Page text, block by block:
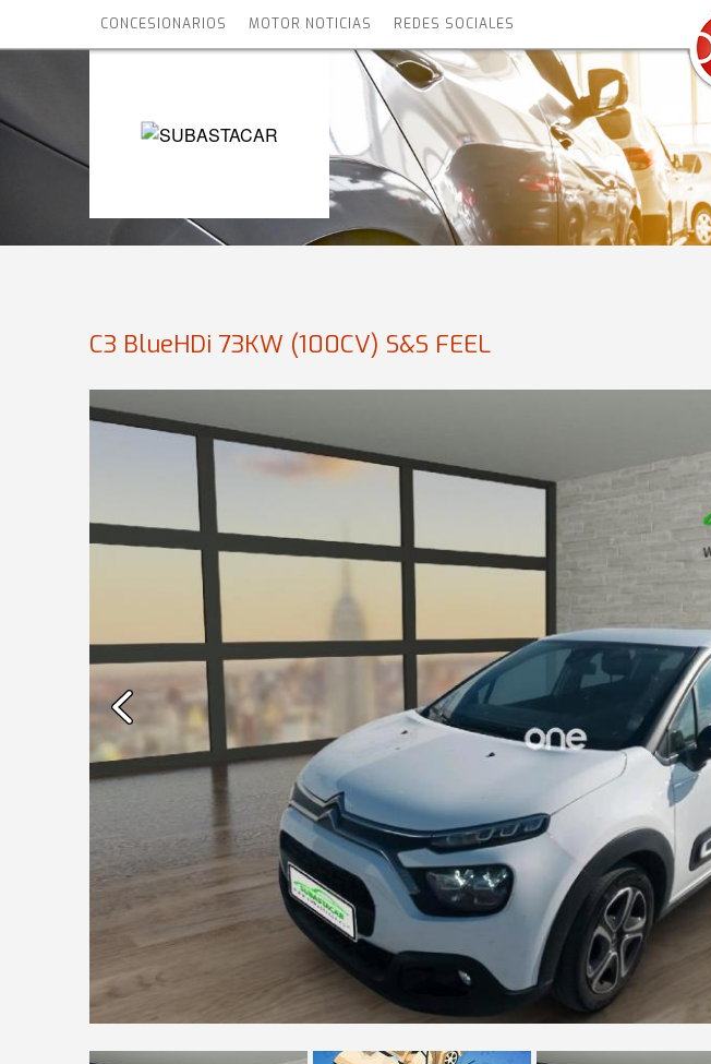
CONCESIONARIOS MOTOR NOTICIAS REDES SOCIALES
C3 BlueHDi 73KW (100CV) S&S FEEL